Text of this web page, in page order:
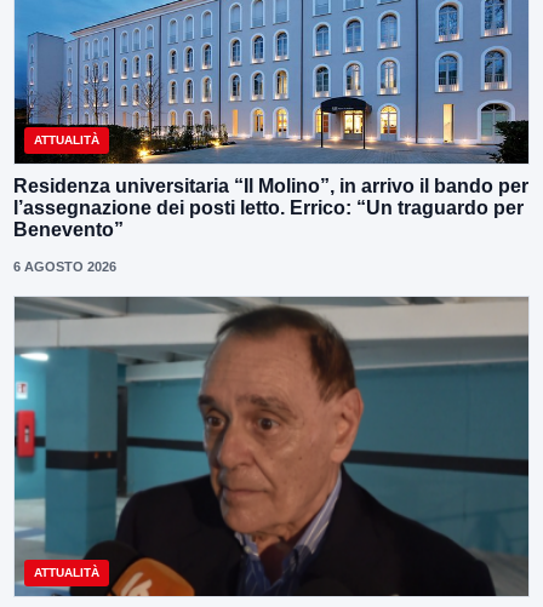
ATTUALITÀ
Residenza universitaria “Il Molino”, in arrivo il bando per
l’assegnazione dei posti letto. Errico: “Un traguardo per
Benevento”
6 AGOSTO 2026
ATTUALITÀ